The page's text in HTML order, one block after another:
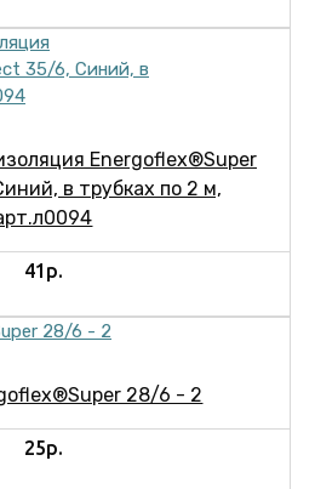
Energoflex®Super
в трубках по 2 м,
41р.
28/6 - 2
25р.